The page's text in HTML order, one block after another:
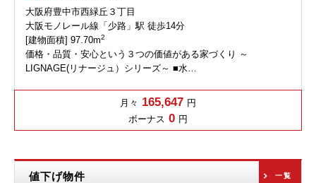
大阪府豊中市西緑丘３丁目
大阪モノレール線「少路」駅 徒歩14分
[建物面積] 97.70m2
価格・品質・安心という３つの価値がある家づくり ～
LIGNAGE(リナージュ）シリーズ～ ■水…
月々 165,647 円
ボーナス 0 円
値下げ物件 一覧